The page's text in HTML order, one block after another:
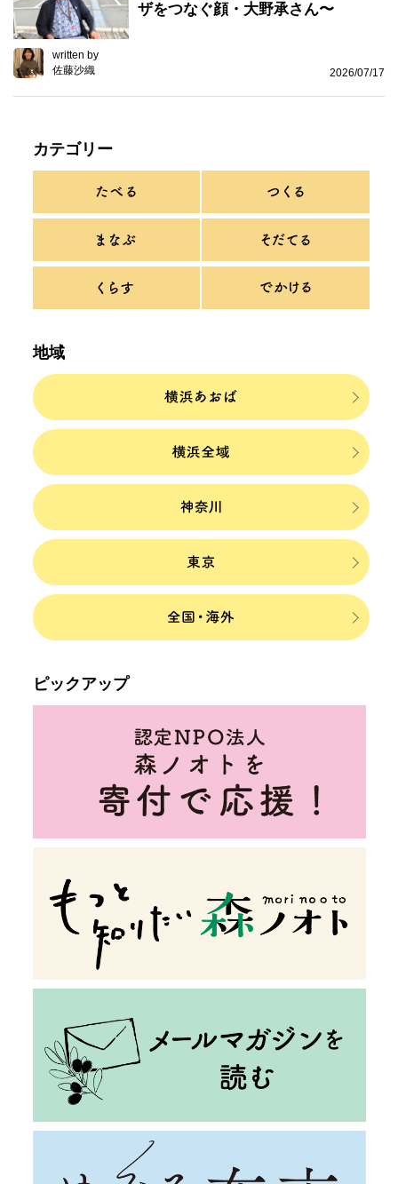
ザをつなぐ顔・大野承さん〜
written by
佐藤沙織
2026/07/17
カテゴリー
地域
ピックアップ